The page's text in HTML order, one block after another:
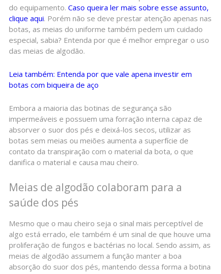
do equipamento. Caso queira ler mais sobre esse assunto,
clique aqui. Porém não se deve prestar atenção apenas nas
botas, as meias do uniforme também pedem um cuidado
especial, sabia? Entenda por que é melhor empregar o uso
das meias de algodão.
Leia também: Entenda por que vale apena investir em
botas com biqueira de aço
Embora a maioria das botinas de segurança são
impermeáveis e possuem uma forração interna capaz de
absorver o suor dos pés e deixá-los secos, utilizar as
botas sem meias ou meiões aumenta a superfície de
contato da transpiração com o material da bota, o que
danifica o material e causa mau cheiro.
Meias de algodão colaboram para a
saúde dos pés
Mesmo que o mau cheiro seja o sinal mais perceptível de
algo está errado, ele também é um sinal de que houve uma
proliferação de fungos e bactérias no local. Sendo assim, as
meias de algodão assumem a função manter a boa
absorção do suor dos pés, mantendo dessa forma a botina